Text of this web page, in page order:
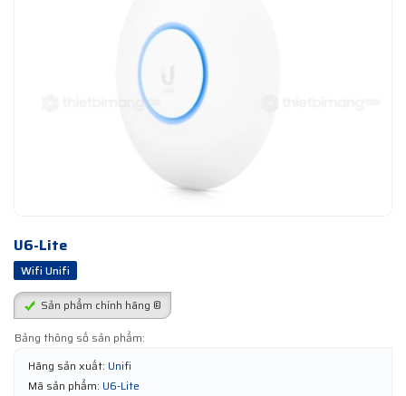
U6-Lite
Wifi Unifi
Sản phẩm chính hãng ®
Bảng thông số sản phẩm:
Hãng sản xuất: Unifi
Mã sản phẩm: U6-Lite